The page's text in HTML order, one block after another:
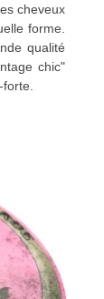
cheveux
forme.
qualité
chic"